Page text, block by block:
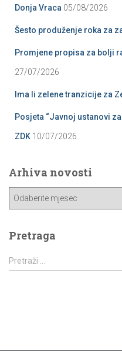
Donja Vraca 05/08/2026
Šesto produženje roka za
Promjene propisa za bolji
27/07/2026
Ima li zelene tranzicije za
Posjeta “Javnoj ustanovi
ZDK 10/07/2026
Arhiva novosti
i
a
n
i
Pretraga
P
r
Pretraži …